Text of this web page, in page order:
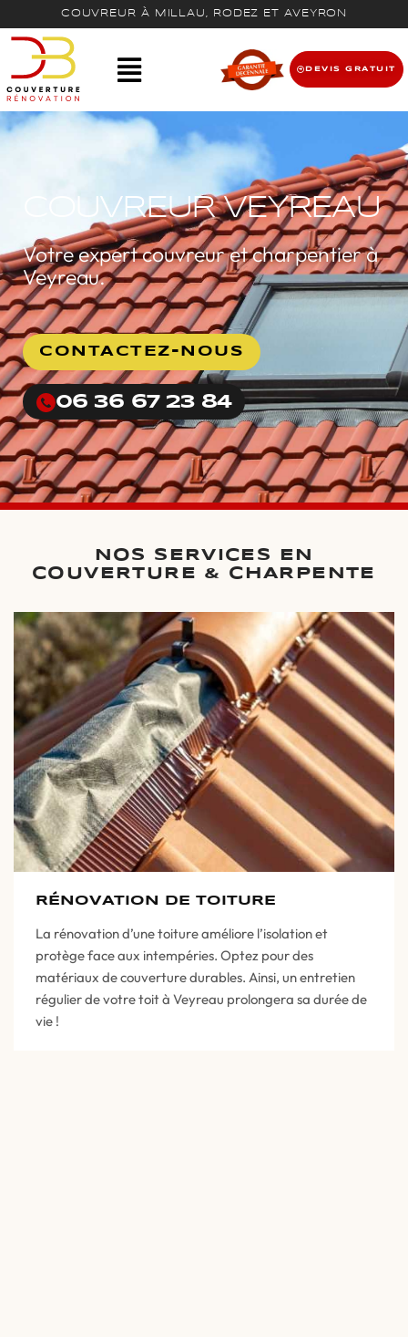
COUVREUR À MILLAU, RODEZ ET AVEYRON
DEVIS GRATUIT
COUVREUR VEYREAU
Votre expert couvreur et charpentier à
Veyreau.
CONTACTEZ-NOUS
06 36 67 23 84
NOS SERVICES EN
COUVERTURE & CHARPENTE
RÉNOVATION DE TOITURE
La rénovation d’une toiture améliore l’isolation et
protège face aux intempéries. Optez pour des
matériaux de couverture durables. Ainsi, un entretien
régulier de votre toit à Veyreau prolongera sa durée de
vie !